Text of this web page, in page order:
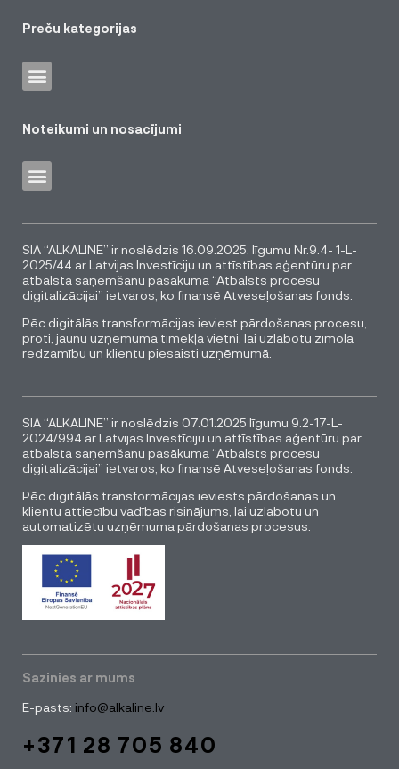
Preču kategorijas
Noteikumi un nosacījumi
SIA “ALKALINE” ir noslēdzis 16.09.2025. līgumu Nr.9.4- 1-L-
2025/44 ar Latvijas Investīciju un attīstības aģentūru par
atbalsta saņemšanu pasākuma “Atbalsts procesu
digitalizācijai” ietvaros, ko finansē Atveseļošanas fonds.
Pēc digitālās transformācijas ieviest pārdošanas procesu,
proti, jaunu uzņēmuma tīmekļa vietni, lai uzlabotu zīmola
redzamību un klientu piesaisti uzņēmumā.
SIA “ALKALINE” ir noslēdzis 07.01.2025 līgumu 9.2-17-L-
2024/994 ar Latvijas Investīciju un attīstības aģentūru par
atbalsta saņemšanu pasākuma “Atbalsts procesu
digitalizācijai” ietvaros, ko finansē Atveseļošanas fonds.
Pēc digitālās transformācijas ieviests pārdošanas un
klientu attiecību vadības risinājums, lai uzlabotu un
automatizētu uzņēmuma pārdošanas procesus.
Sazinies ar mums
E-pasts: info@alkaline.lv
+371 28 705 840